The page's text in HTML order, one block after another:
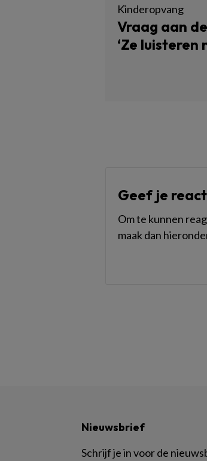
Kinderopvang
Vraag aan
‘Ze luisteren
Geef je
Om te kunnen
maak dan
Nieuwsbrief
Schrijf je in voor de